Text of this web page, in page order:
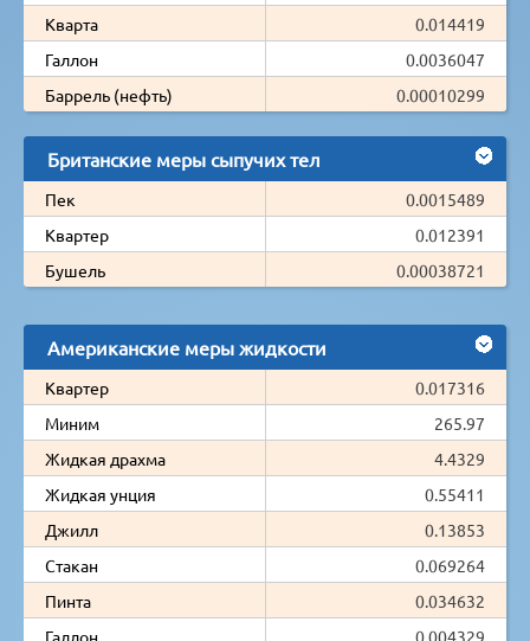
Кварта
0.014419
Галлон
0.0036047
Баррель (нефть)
0.00010299
Британские меры сыпучих тел
Пек
0.0015489
Квартер
0.012391
Бушель
0.00038721
Американские меры жидкости
Квартер
0.017316
Миним
265.97
Жидкая драхма
4.4329
Жидкая унция
0.55411
Джилл
0.13853
Стакан
0.069264
Пинта
0.034632
Галлон
0.004329